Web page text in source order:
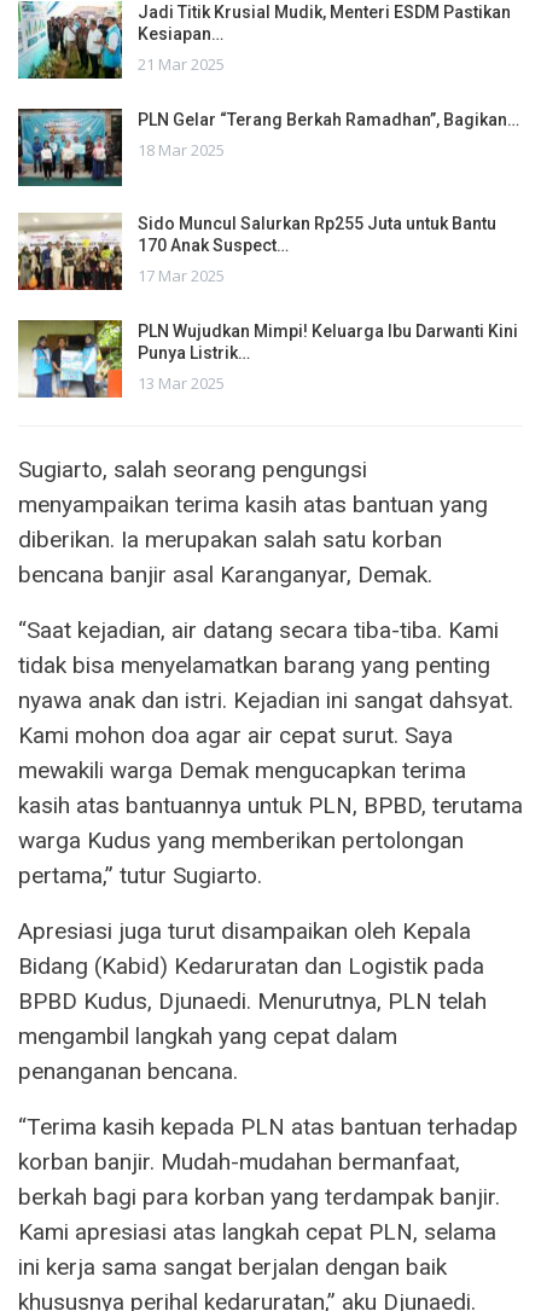
Jadi Titik Krusial Mudik, Menteri ESDM Pastikan
Kesiapan…
21 Mar 2025
PLN Gelar “Terang Berkah Ramadhan”, Bagikan…
18 Mar 2025
Sido Muncul Salurkan Rp255 Juta untuk Bantu
170 Anak Suspect…
17 Mar 2025
PLN Wujudkan Mimpi! Keluarga Ibu Darwanti Kini
Punya Listrik…
13 Mar 2025
Sugiarto, salah seorang pengungsi
menyampaikan terima kasih atas bantuan yang
diberikan. Ia merupakan salah satu korban
bencana banjir asal Karanganyar, Demak.
“Saat kejadian, air datang secara tiba-tiba. Kami
tidak bisa menyelamatkan barang yang penting
nyawa anak dan istri. Kejadian ini sangat dahsyat.
Kami mohon doa agar air cepat surut. Saya
mewakili warga Demak mengucapkan terima
kasih atas bantuannya untuk PLN, BPBD, terutama
warga Kudus yang memberikan pertolongan
pertama,” tutur Sugiarto.
Apresiasi juga turut disampaikan oleh Kepala
Bidang (Kabid) Kedaruratan dan Logistik pada
BPBD Kudus, Djunaedi. Menurutnya, PLN telah
mengambil langkah yang cepat dalam
penanganan bencana.
“Terima kasih kepada PLN atas bantuan terhadap
korban banjir. Mudah-mudahan bermanfaat,
berkah bagi para korban yang terdampak banjir.
Kami apresiasi atas langkah cepat PLN, selama
ini kerja sama sangat berjalan dengan baik
khususnya perihal kedaruratan,” aku Djunaedi.